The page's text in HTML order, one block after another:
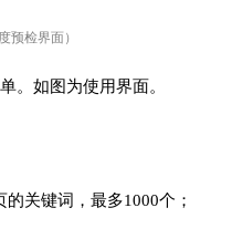
预检界面）
。如图为使用界面。
关键词，最多1000个；